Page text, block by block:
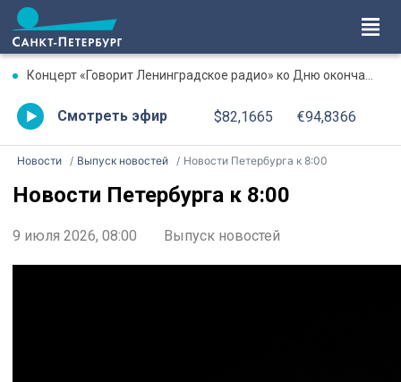
Концерт «Говорит Ленинградское радио» ко Дню окончания Ленинградской битвы. Онлайн-трансляция
Смотреть эфир $82,1665 €94,8366
Новости Выпуск новостей Новости Петербурга к 8:00
Новости Петербурга к 8:00
9 июля 2026, 08:00 Выпуск новостей